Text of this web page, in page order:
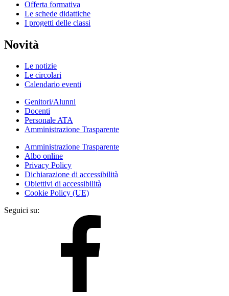
Offerta formativa
Le schede didattiche
I progetti delle classi
Novità
Le notizie
Le circolari
Calendario eventi
Genitori/Alunni
Docenti
Personale ATA
Amministrazione Trasparente
Amministrazione Trasparente
Albo online
Privacy Policy
Dichiarazione di accessibilità
Obiettivi di accessibilità
Cookie Policy (UE)
Seguici su: